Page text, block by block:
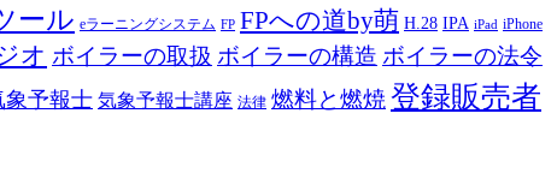
ール eラーニングシステム FP FPへの道by萌 H.28 IPA iPad iPhone
オ ボイラーの取扱 ボイラーの構造 ボイラーの法令
象予報士 気象予報士講座 法律 燃料と燃焼 登録販売者